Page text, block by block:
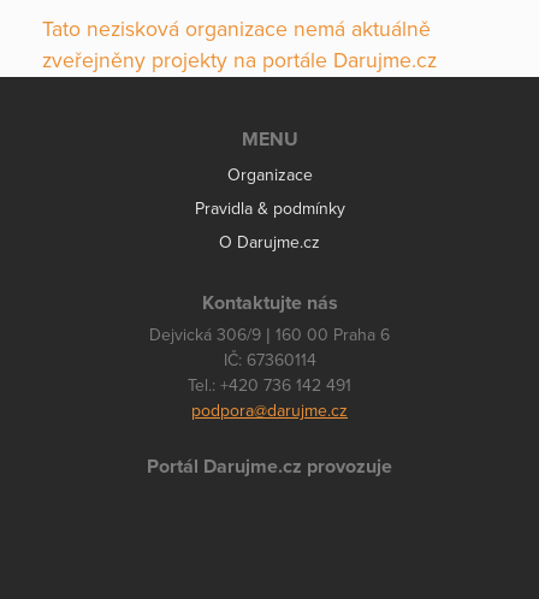
Tato nezisková organizace nemá aktuálně
zveřejněny projekty na portále Darujme.cz
MENU
Organizace
Pravidla & podmínky
O Darujme.cz
Kontaktujte nás
Dejvická 306/9 | 160 00 Praha 6
IČ: 67360114
Tel.: +420 736 142 491
podpora@darujme.cz
Portál Darujme.cz provozuje